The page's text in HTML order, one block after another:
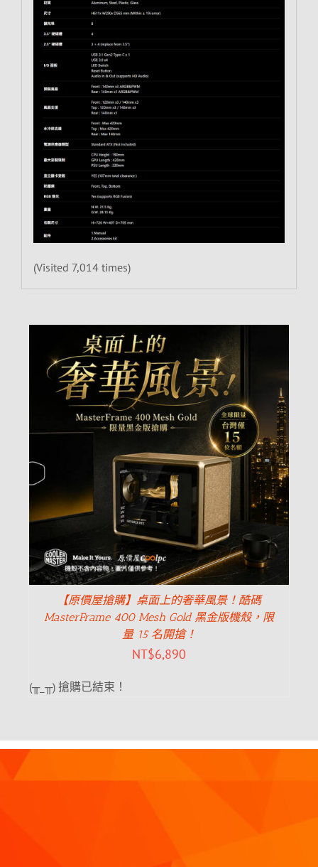
(Visited 7,014 times)
【原價屋搶購】桌面上的奢華風景！酷碼
MasterFrame 400 Mesh Gold 黑金版機殼，限
量 15 名開搶！
NT$6,890
(╥_╥) 搶購已結束！